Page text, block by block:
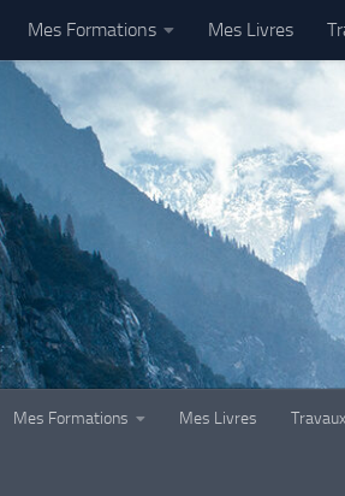
Mes Formations Mes Livres
Mes Formations Mes Livres